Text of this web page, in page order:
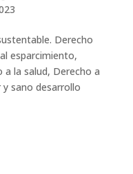
Derecho
esparcimiento,
a la salud, Derecho a
sano desarrollo